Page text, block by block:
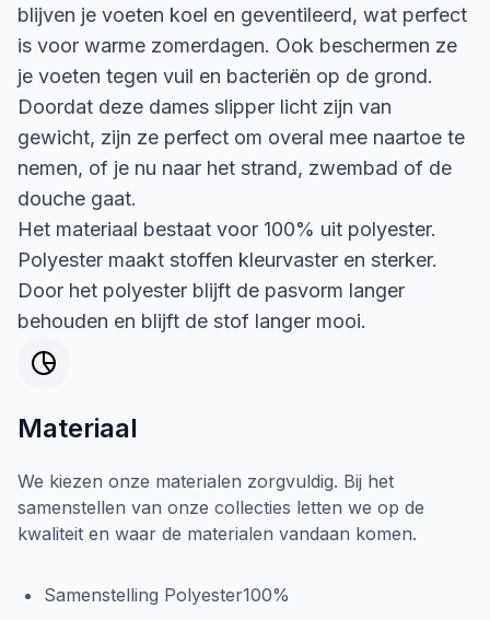
blijven je voeten koel en geventileerd, wat perfect
is voor warme zomerdagen. Ook beschermen ze
je voeten tegen vuil en bacteriën op de grond.
Doordat deze dames slipper licht zijn van
gewicht, zijn ze perfect om overal mee naartoe te
nemen, of je nu naar het strand, zwembad of de
douche gaat.
Het materiaal bestaat voor 100% uit polyester.
Polyester maakt stoffen kleurvaster en sterker.
Door het polyester blijft de pasvorm langer
behouden en blijft de stof langer mooi.
Materiaal
We kiezen onze materialen zorgvuldig. Bij het
samenstellen van onze collecties letten we op de
kwaliteit en waar de materialen vandaan komen.
Samenstelling Polyester100%